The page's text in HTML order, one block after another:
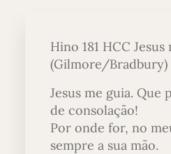
Hino 181 HCC Jesus
(Gilmore/Bradbury)
Jesus me guia. Que
de consolação!
Por onde for, no
sempre a sua mão.